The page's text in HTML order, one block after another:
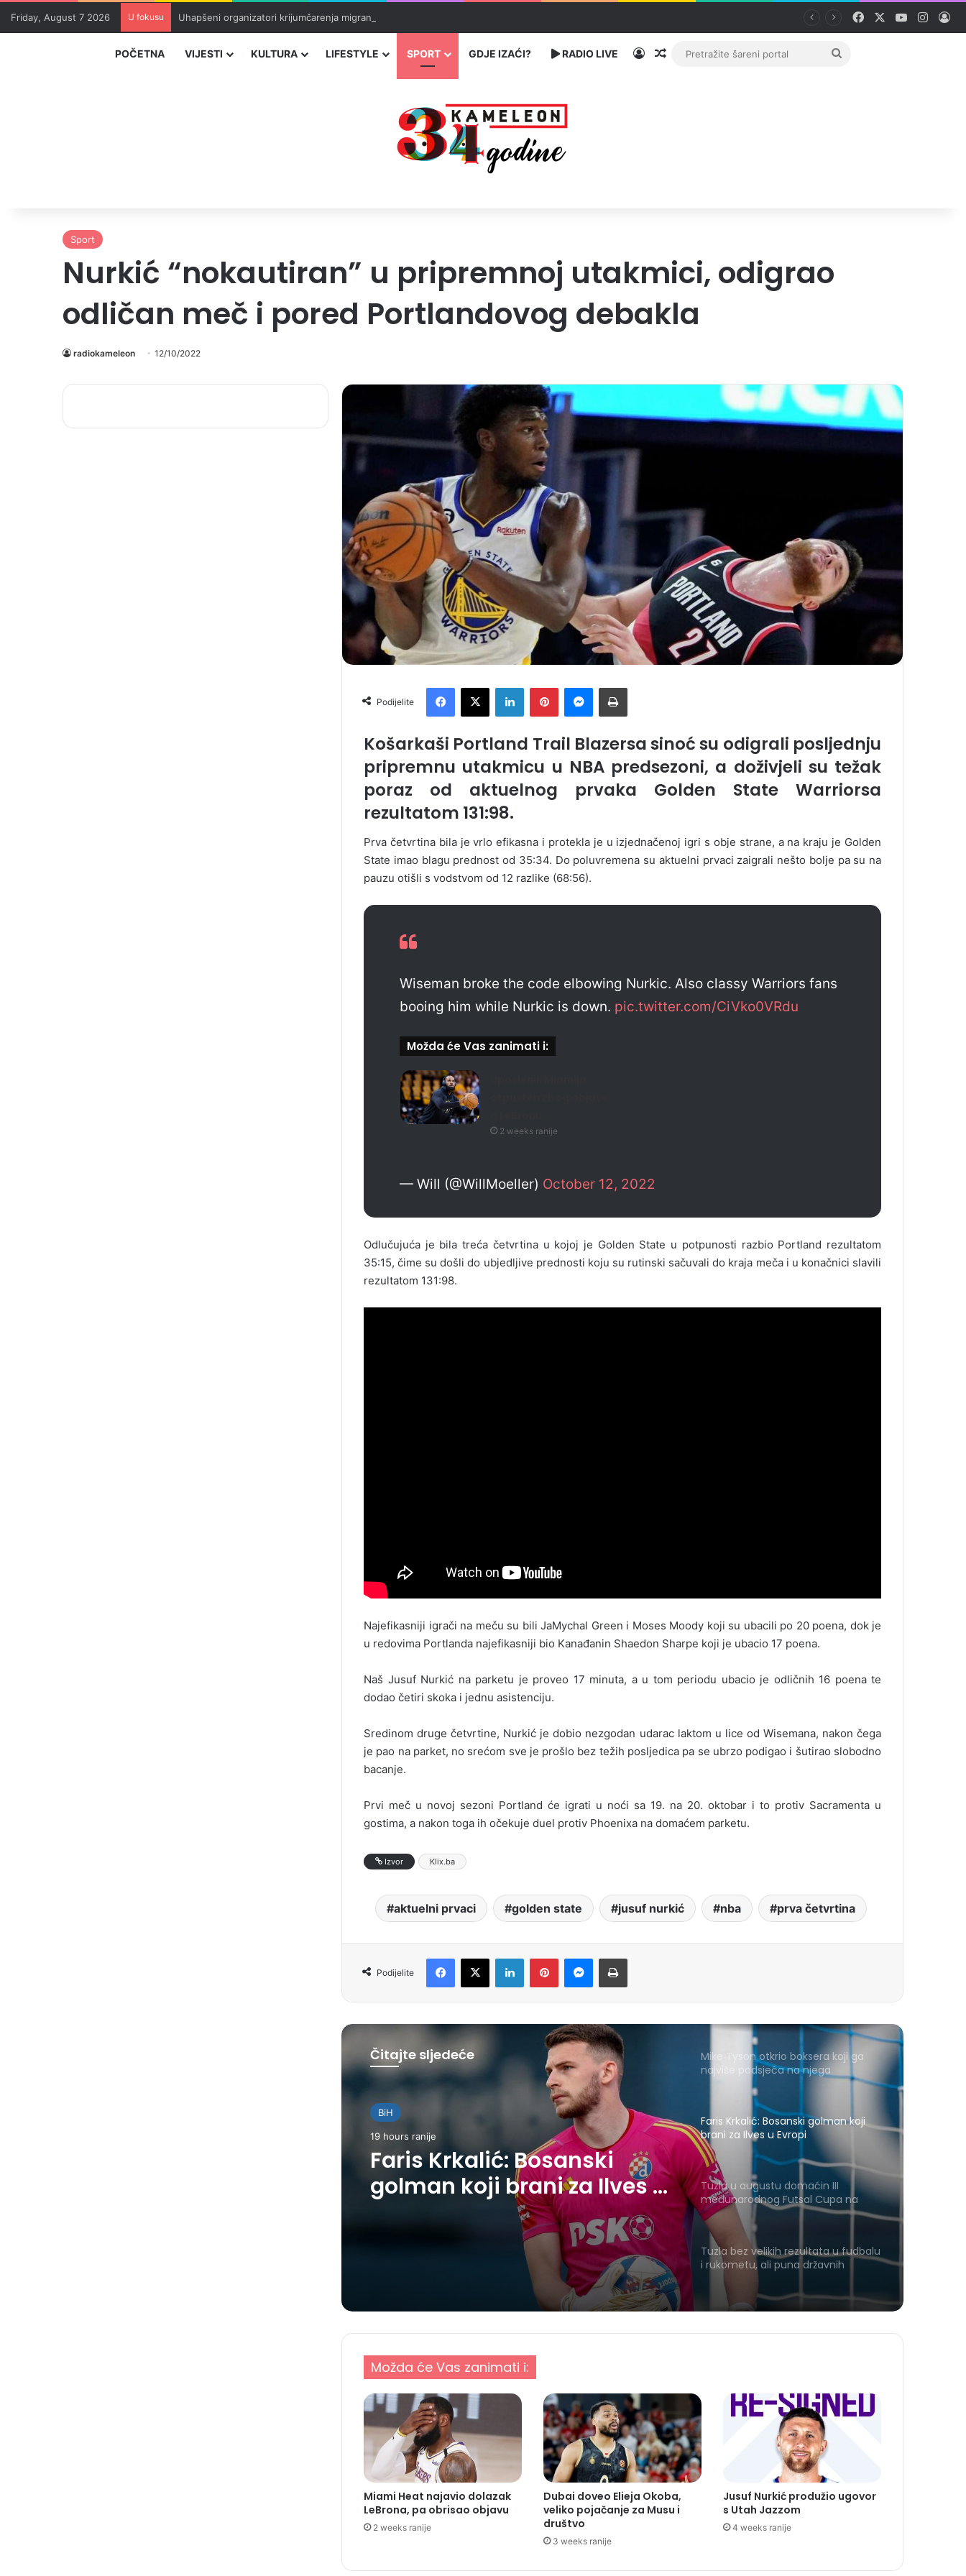
Friday, August 7 2026 U fokusu Uhapšeni organizatori krijumčarenja migranata preko BiH i Balkana Facebook YouTube
POČETNA VIJESTI KULTURA LIFESTYLE SPORT GDJE IZAĆI? RADIO LIVE PrijavaRandom članak
Pretražite
Sport
Nurkić “nokautiran” u pripremnoj utakmici, odigrao
odličan meč i pored Portlandovog debakla
radiokameleon 12/10/2022
Podijelite
Košarkaši Portland Trail Blazersa sinoć su odigrali posljednju
pripremnu utakmicu u NBA predsezoni, a doživjeli su težak
poraz od aktuelnog prvaka Golden State Warriorsa
rezultatom 131:98.
Prva četvrtina bila je vrlo efikasna i protekla je u izjednačenoj igri s obje strane, a na kraju je Golden
State imao blagu prednost od 35:34. Do poluvremena su aktuelni prvaci zaigrali nešto bolje pa su na
pauzu otišli s vodstvom od 12 razlike (68:56).
Wiseman broke the code elbowing Nurkic. Also classy Warriors fans
booing him while Nurkic is down. pic.twitter.com/CiVko0VRdu
Možda će Vas zanimati i:
2 weeks ranije
— Will (@WillMoeller) October 12, 2022
Odlučujuća je bila treća četvrtina u kojoj je Golden State u potpunosti razbio Portland rezultatom
35:15, čime su došli do ubjedljive prednosti koju su rutinski sačuvali do kraja meča i u konačnici slavili
rezultatom 131:98.
Najefikasniji igrači na meču su bili JaMychal Green i Moses Moody koji su ubacili po 20 poena, dok je
u redovima Portlanda najefikasniji bio Kanađanin Shaedon Sharpe koji je ubacio 17 poena.
Naš Jusuf Nurkić na parketu je proveo 17 minuta, a u tom periodu ubacio je odličnih 16 poena te
dodao četiri skoka i jednu asistenciju.
Sredinom druge četvrtine, Nurkić je dobio nezgodan udarac laktom u lice od Wisemana, nakon čega
je pao na parket, no srećom sve je prošlo bez težih posljedica pa se ubrzo podigao i šutirao slobodno
bacanje.
Prvi meč u novoj sezoni Portland će igrati u noći sa 19. na 20. oktobar i to protiv Sacramenta u
gostima, a nakon toga ih očekuje duel protiv Phoenixa na domaćem parketu.
Izvor Klix.ba
aktuelni prvaci golden state jusuf nurkić nba prva četvrtina
Podijelite
Čitajte sljedeće
BiH
19 hours ranije
Faris Krkalić: Bosanski
golman koji brani za Ilves u
Sport
20 hours ranije
Tuzla u augustu domaćin III
međunarodnog Futsal
Cupa na Zrnu Soli
Mike Tyson otkrio boksera koji ga
najviše podsjeća na njega
Faris Krkalić: Bosanski golman koji
brani za Ilves u Evropi
Tuzla u augustu domaćin III
međunarodnog Futsal Cupa na
Zrnu Soli
Tuzla bez velikih rezultata u fudbalu
i rukometu, ali puna državnih
naš grad?
Možda će Vas zanimati i:
Miami Heat najavio dolazak
LeBrona, pa obrisao objavu
2 weeks ranije
Dubai doveo Elieja Okoba,
veliko pojačanje za Musu i
društvo
3 weeks ranije
Jusuf Nurkić produžio ugovor
s Utah Jazzom
4 weeks ranije